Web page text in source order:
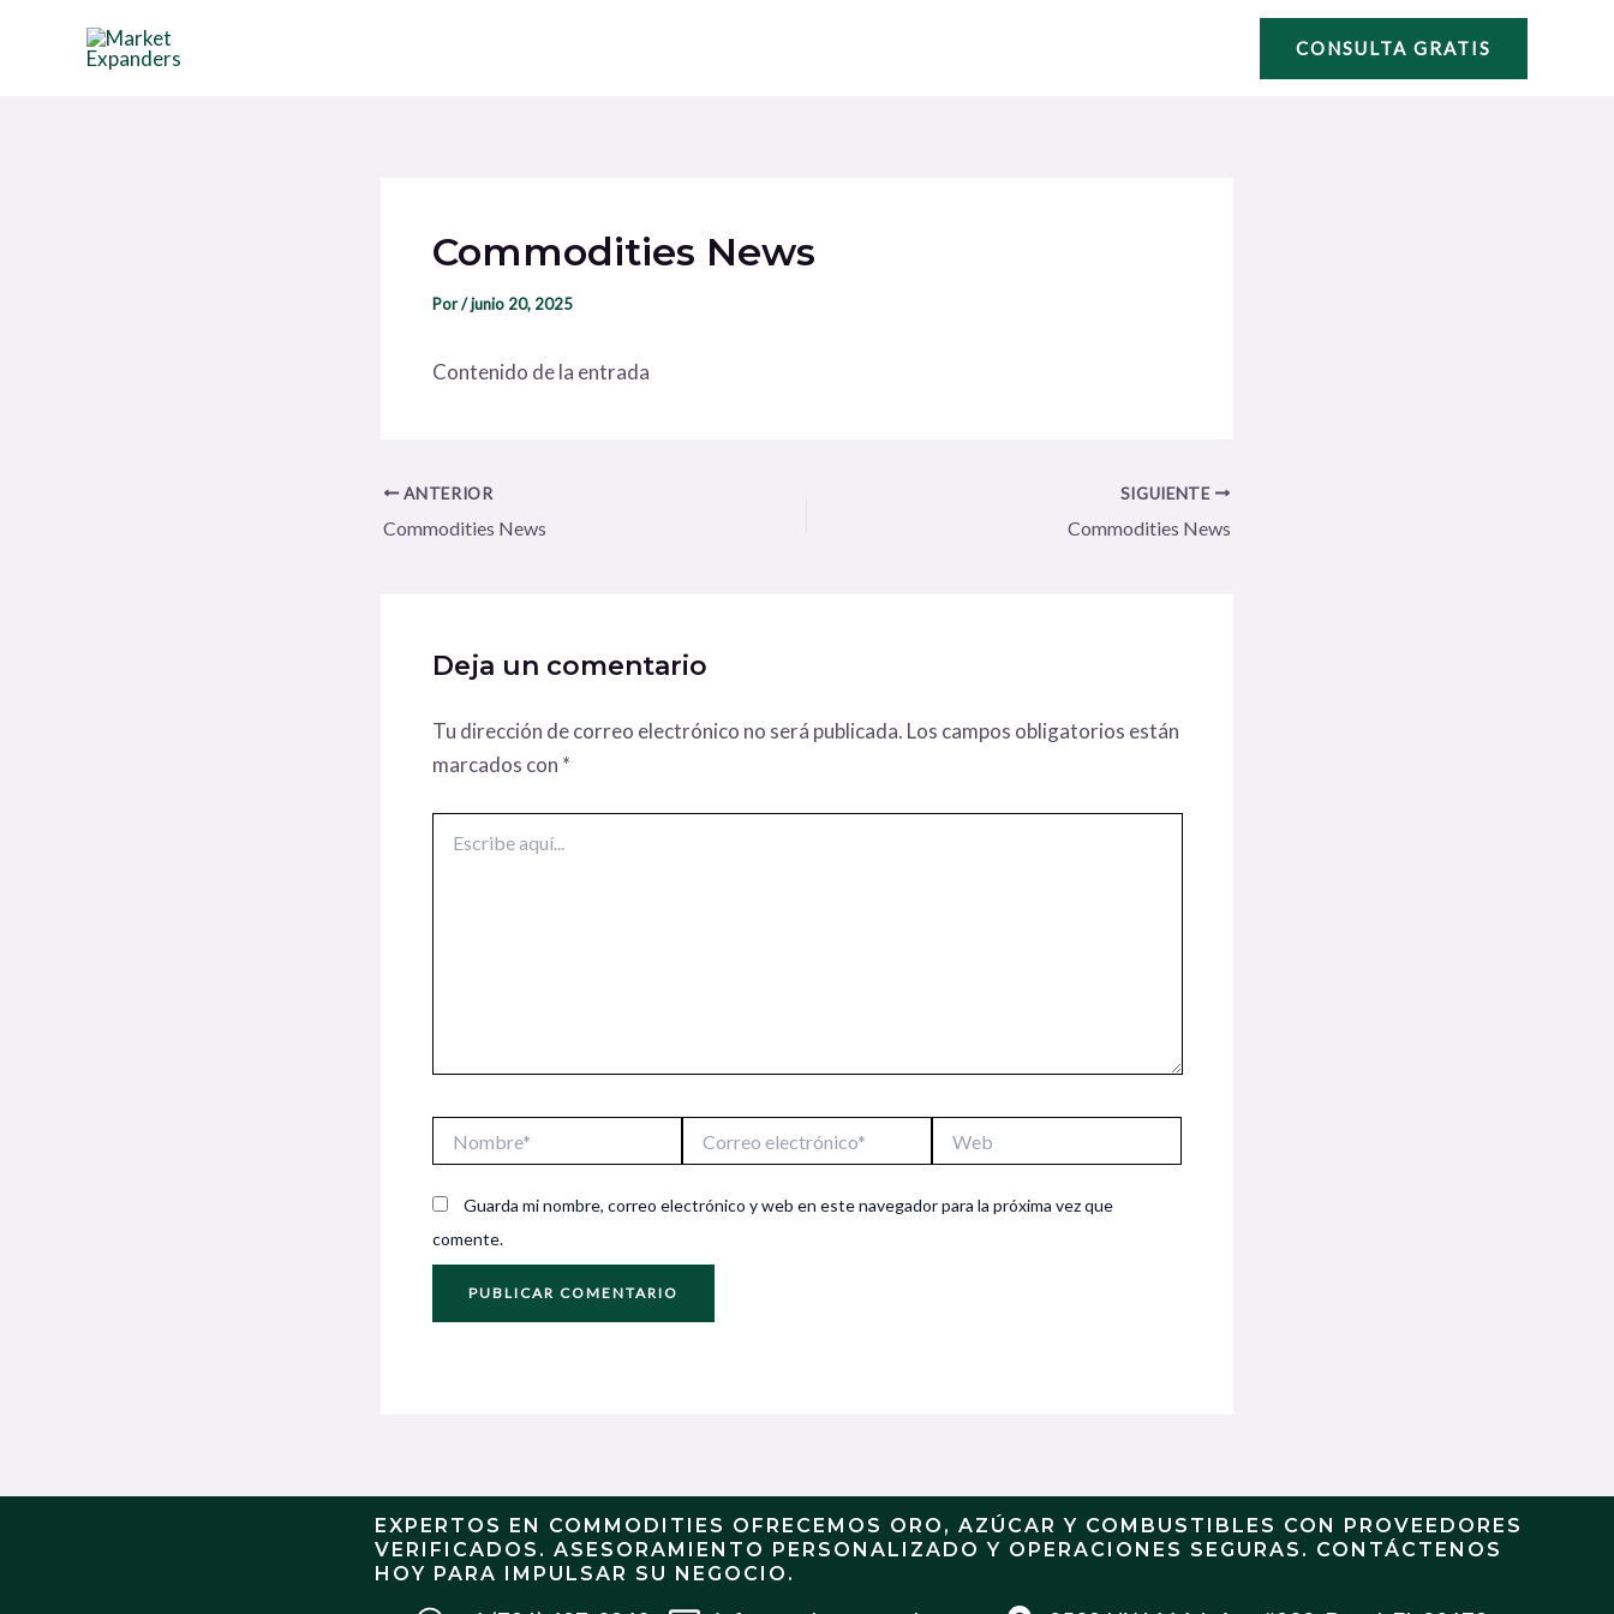
CONSULTA GRATIS
Commodities News
Por/junio 20, 2025
Contenido de la entrada
ANTERIOR
Commodities News
SIGUIENTE
Commodities News
Deja un comentario
Tu dirección de correo electrónico no será publicada. Los campos obligatorios están
marcados con *
aquí...
electrónico*
Guarda mi nombre, correo electrónico y web en este navegador para la próxima vez que
comente.
EXPERTOS EN COMMODITIES OFRECEMOS ORO, AZÚCAR Y COMBUSTIBLES CON PROVEEDORES
VERIFICADOS. ASESORAMIENTO PERSONALIZADO Y OPERACIONES SEGURAS. CONTÁCTENOS
HOY PARA IMPULSAR SU NEGOCIO.